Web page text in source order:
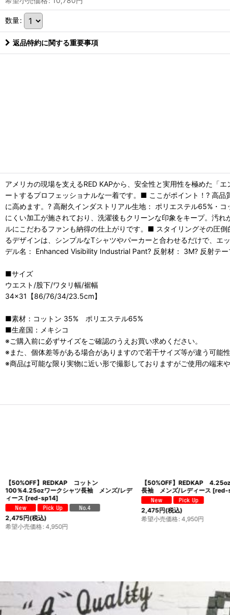
数量:
返品特約に関する重要事項
アメリカの現場を支えるRED KAPから、安全性と実用性を極めた「
ートするプロフェッショナルな一着です。■ ここがポイント！? 高
に高めます。? 高耐久インダストリアル生地： ポリエステル65%・
にくい加工が施されており、洗濯後もクリーンな印象をキープ。汚
ルにこだわるファンも納得の仕上がりです。■ スタイリングその圧
るデザインは、シンプルなTシャツやパーカーと合わせるだけで、エッ
デル名： Enhanced Visibility Industrial Pant? 反射材： 3M? 反射テ
■サイズ
ウエスト/股下/ワタリ幅/裾幅
34×31【86/76/34/23.5cm】
■素材：コットン 35% ポリエステル65%
■生産国：メキシコ
※ご購入前に必ずサイズをご確認のうえお買い求めください。
※また、個体差等がある場合がありますので若干サイズ等が違う可能
※商品は可能な限り実物に近い形で撮影しておりますがご使用の端末
【50%OFF】REDKAP コットン
100％4.25ozワークシャツ長袖 メンズ/レデ
ィース [red-sp14]
2,475円(税込)
希望小売価格: 4,950円
【50%OFF】REDKAP
長袖 メンズ/レディース [red-
2,475円(税込)
希望小売価格: 4,950円